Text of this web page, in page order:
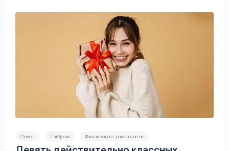
Совет Лайфхак Финансовая грамотность